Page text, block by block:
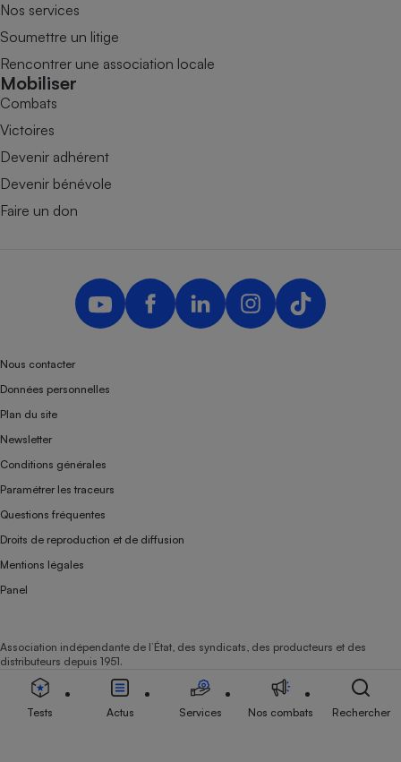
Nos services
Soumettre un litige
Rencontrer une association locale
Mobiliser
Combats
Victoires
Devenir adhérent
Devenir bénévole
Faire un don
Nous contacter
Données personnelles
Plan du site
Newsletter
Conditions générales
Paramétrer les traceurs
Questions fréquentes
Droits de reproduction et de diffusion
Mentions légales
Panel
Association indépendante de l’État, des syndicats, des producteurs et des
distributeurs depuis 1951.
Tests Actus Services Nos combats Rechercher